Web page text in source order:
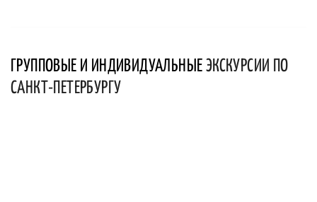
ГРУППОВЫЕ И ИНДИВИДУАЛЬНЫЕ ЭКСКУРСИИ ПО
САНКТ-ПЕТЕРБУРГУ